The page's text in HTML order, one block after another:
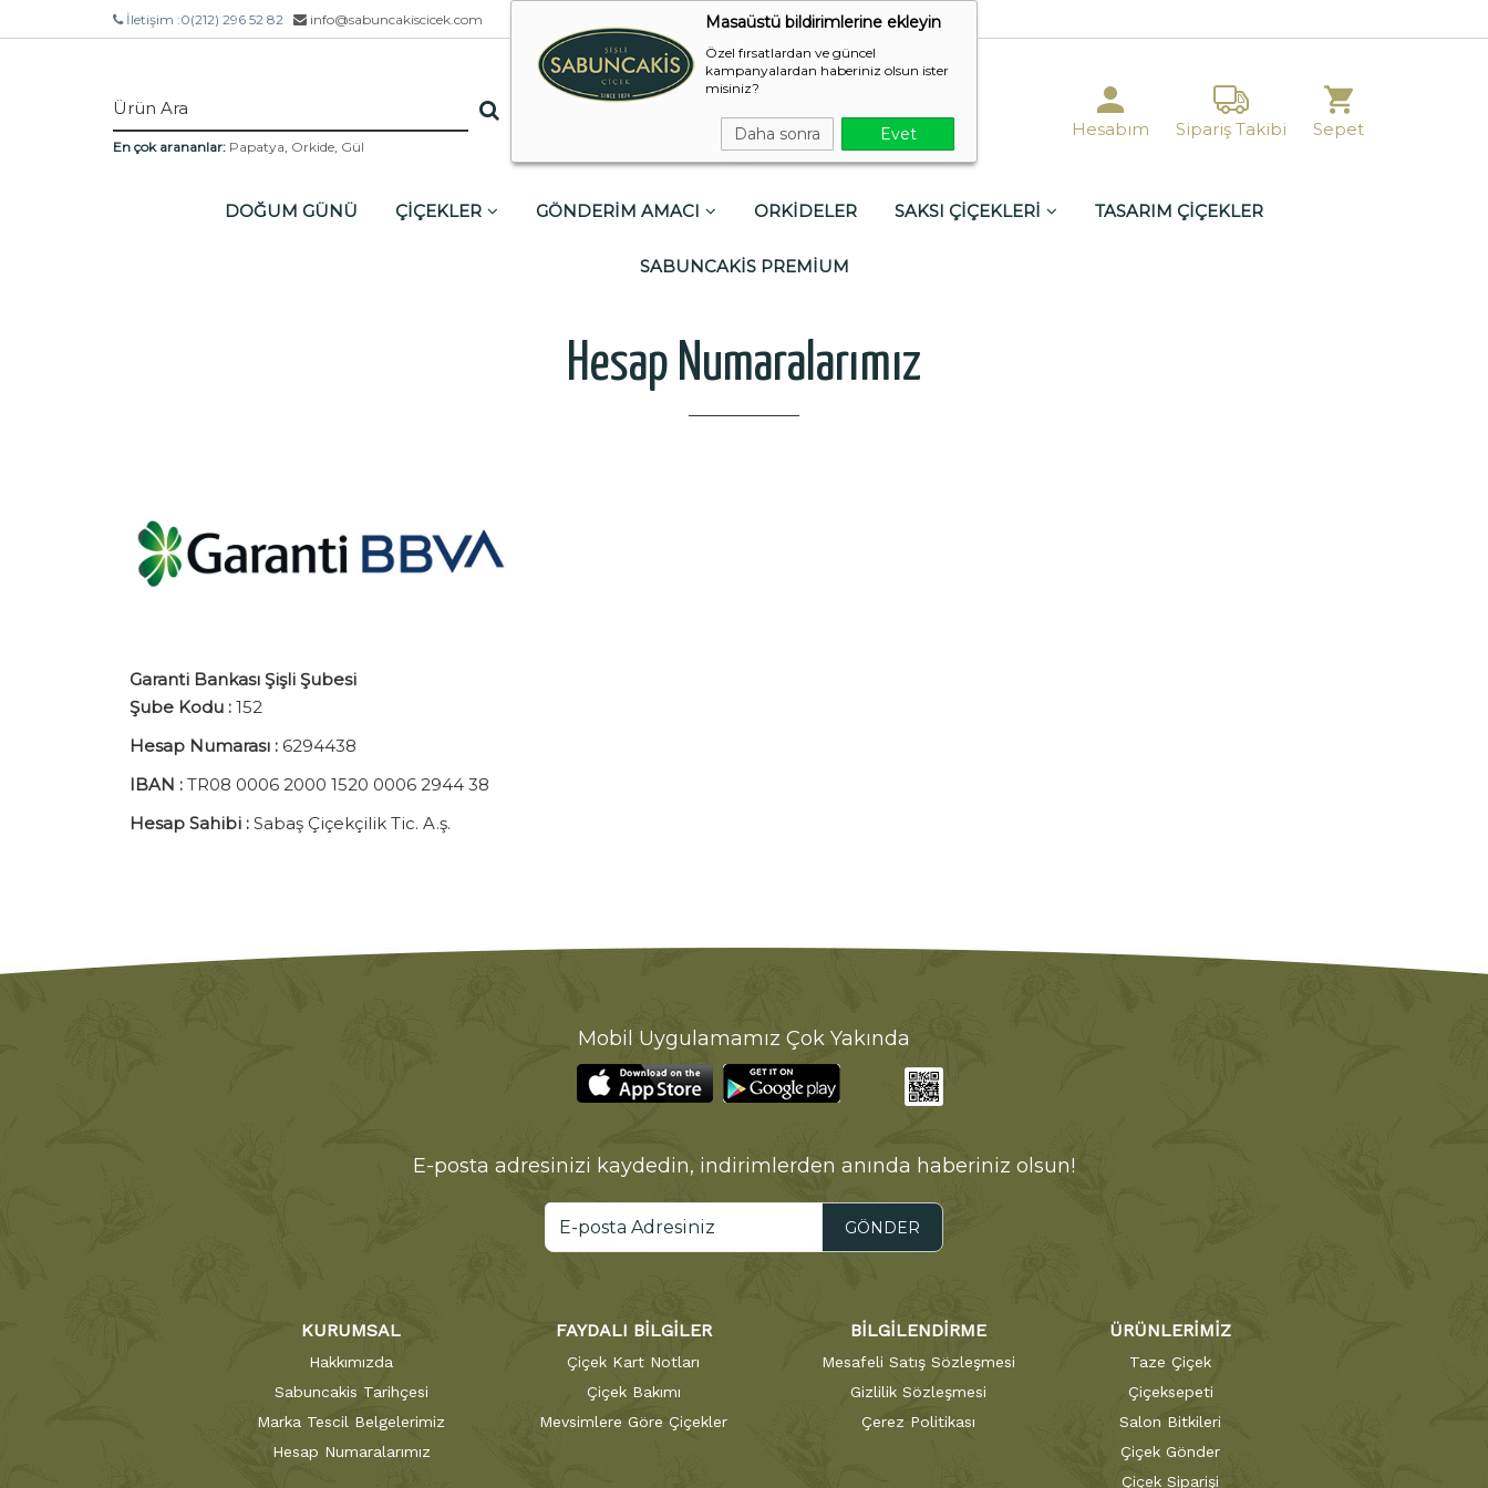
Masaüstü bildirimlerine ekleyin
Özel fırsatlardan ve güncel
kampanyalardan haberiniz olsun ister
misiniz?
Daha sonra Evet
İletişim :0(212) 296 52 82 info@sabuncakiscicek.com
En çok arananlar: Papatya, Orkide, Gül
Hesabım Sipariş Takibi Sepet
DOĞUM GÜNÜ ÇİÇEKLER GÖNDERİM AMACI ORKİDELER SAKSI ÇİÇEKLERİ TASARIM ÇİÇEKLER
SABUNCAKİS PREMİUM
Hesap Numaralarımız
Garanti Bankası Şişli Şubesi
Şube Kodu : 152
Hesap Numarası : 6294438
IBAN : TR08 0006 2000 1520 0006 2944 38
Hesap Sahibi : Sabaş Çiçekçilik Tic. A.ş.
Mobil Uygulamamız Çok Yakında
E-posta adresinizi kaydedin, indirimlerden anında haberiniz olsun!
GÖNDER
KURUMSAL
Hakkımızda
Sabuncakis Tarihçesi
Marka Tescil Belgelerimiz
Hesap Numaralarımız
FAYDALI BİLGİLER
Çiçek Kart Notları
Çiçek Bakımı
Mevsimlere Göre Çiçekler
BİLGİLENDİRME
Mesafeli Satış Sözleşmesi
Gizlilik Sözleşmesi
Çerez Politikası
ÜRÜNLERİMİZ
Taze Çiçek
Çiçeksepeti
Salon Bitkileri
Çiçek Gönder
Çiçek Siparişi